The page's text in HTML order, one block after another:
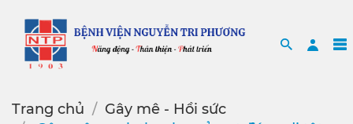
Search
Trang chủ
Gây mê - Hồi sức